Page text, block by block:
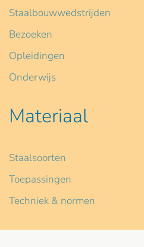
Staalbouwwedstrijden
Bezoeken
Opleidingen
Onderwijs
Materiaal
Staalsoorten
Toepassingen
Techniek & normen